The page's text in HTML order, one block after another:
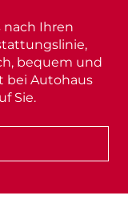
nach Ihren
bequem und
bei Autohaus
Sie.